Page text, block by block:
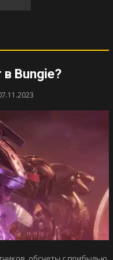
Bungie?